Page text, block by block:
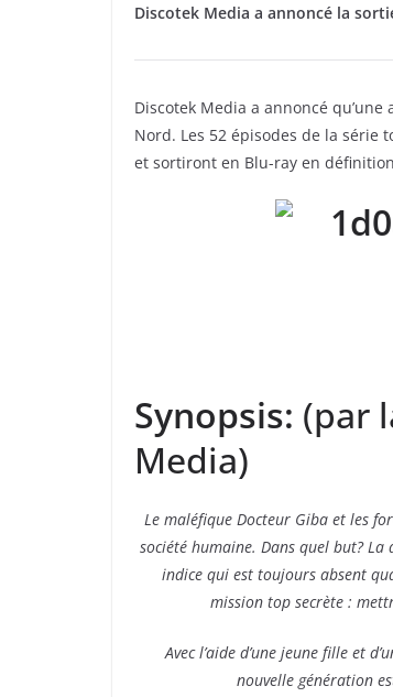
Discotek Media a annoncé la
Discotek Media a annoncé qu’une
Nord. Les 52 épisodes de la série
et sortiront en Blu-ray en
Synopsis: (par
Media)
Le maléfique Docteur Giba et les
société humaine. Dans quel but?
indice qui est toujours absent
mission top secrète :
Avec l’aide d’une jeune fille et
nouvelle génération